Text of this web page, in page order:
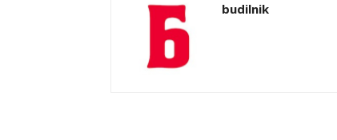
budilnik